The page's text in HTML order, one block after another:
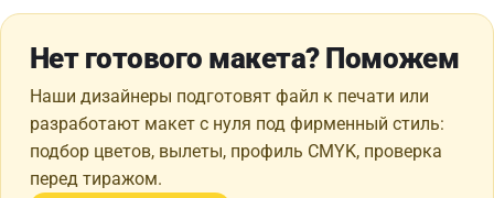
Нет готового макета? Поможем
Наши дизайнеры подготовят файл к печати или
разработают макет с нуля под фирменный стиль:
подбор цветов, вылеты, профиль CMYK, проверка
перед тиражом.